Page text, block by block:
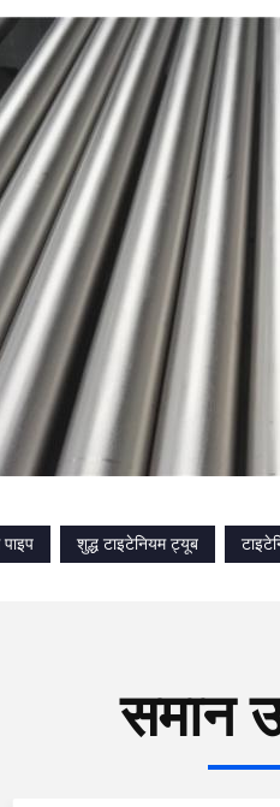
पाइप
शुद्ध टाइटेनियम ट्यूब
समान